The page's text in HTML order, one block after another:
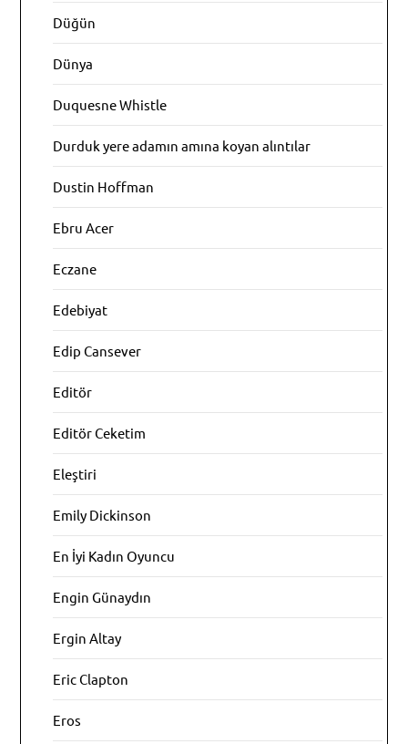
Düğün
Dünya
Duquesne Whistle
Durduk yere adamın amına koyan alıntılar
Dustin Hoffman
Ebru Acer
Eczane
Edebiyat
Edip Cansever
Editör
Editör Ceketim
Eleştiri
Emily Dickinson
En İyi Kadın Oyuncu
Engin Günaydın
Ergin Altay
Eric Clapton
Eros